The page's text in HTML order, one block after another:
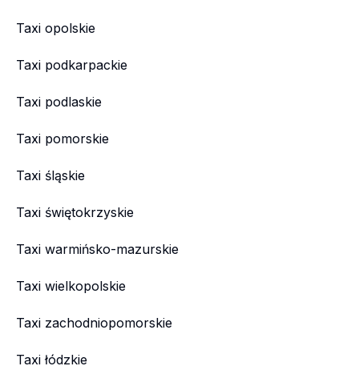
Taxi opolskie
Taxi podkarpackie
Taxi podlaskie
Taxi pomorskie
Taxi śląskie
Taxi świętokrzyskie
Taxi warmińsko-mazurskie
Taxi wielkopolskie
Taxi zachodniopomorskie
Taxi łódzkie